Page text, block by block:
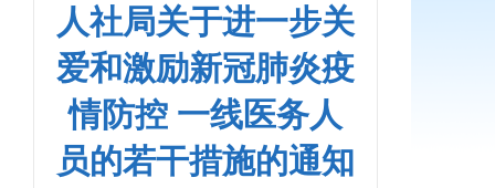
人社局关于进一步关
爱和激励新冠肺炎疫
情防控 一线医务人
员的若干措施的通知